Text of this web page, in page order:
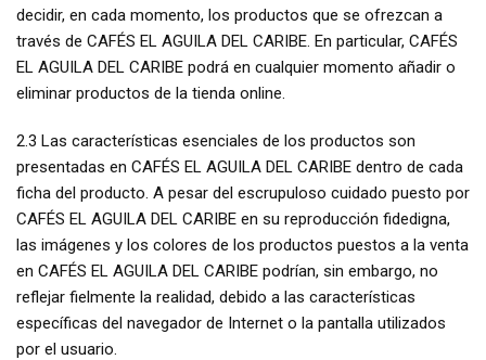
decidir, en cada momento, los productos que se ofrezcan a
través de CAFÉS EL AGUILA DEL CARIBE. En particular, CAFÉS
EL AGUILA DEL CARIBE podrá en cualquier momento añadir o
eliminar productos de la tienda online.
2.3 Las características esenciales de los productos son
presentadas en CAFÉS EL AGUILA DEL CARIBE dentro de cada
ficha del producto. A pesar del escrupuloso cuidado puesto por
CAFÉS EL AGUILA DEL CARIBE en su reproducción fidedigna,
las imágenes y los colores de los productos puestos a la venta
en CAFÉS EL AGUILA DEL CARIBE podrían, sin embargo, no
reflejar fielmente la realidad, debido a las características
específicas del navegador de Internet o la pantalla utilizados
por el usuario.